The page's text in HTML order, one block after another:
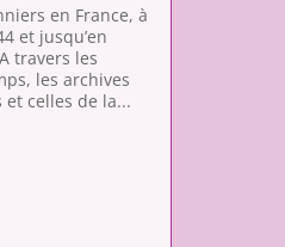
en France, à
et jusqu’en
travers les
les archives
celles de la...